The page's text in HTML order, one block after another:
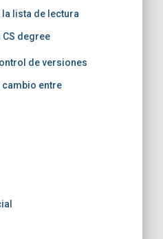
la lista de lectura
degree
de versiones
entre